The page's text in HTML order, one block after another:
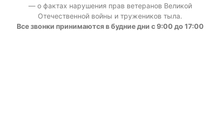
— о фактах нарушения прав ветеранов Великой
Отечественной войны и тружеников тыла.
Все звонки принимаются в будние дни с 9:00 до 17:00